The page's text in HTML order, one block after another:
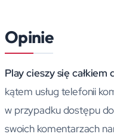
Opinie
Play cieszy się całkiem
kątem usług telefonii
w przypadku dostępu
swoich komentarzach